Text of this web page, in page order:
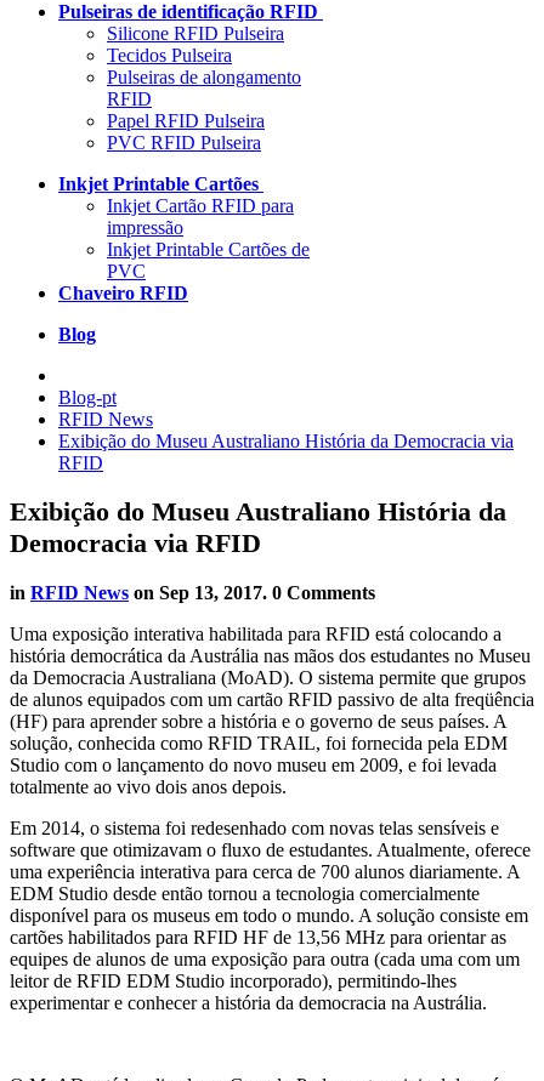
Pulseiras de identificação RFID
Silicone RFID Pulseira
Tecidos Pulseira
Pulseiras de alongamento
RFID
Papel RFID Pulseira
PVC RFID Pulseira
Inkjet Printable Cartões
Inkjet Cartão RFID para
impressão
Inkjet Printable Cartões de
PVC
Chaveiro RFID
Blog
Blog-pt
RFID News
Exibição do Museu Australiano História da Democracia via
RFID
Exibição do Museu Australiano História da
Democracia via RFID
in RFID News on Sep 13, 2017. 0 Comments
Uma exposição interativa habilitada para RFID está colocando a
história democrática da Austrália nas mãos dos estudantes no Museu
da Democracia Australiana (MoAD). O sistema permite que grupos
de alunos equipados com um cartão RFID passivo de alta freqüência
(HF) para aprender sobre a história e o governo de seus países. A
solução, conhecida como RFID TRAIL, foi fornecida pela EDM
Studio com o lançamento do novo museu em 2009, e foi levada
totalmente ao vivo dois anos depois.
Em 2014, o sistema foi redesenhado com novas telas sensíveis e
software que otimizavam o fluxo de estudantes. Atualmente, oferece
uma experiência interativa para cerca de 700 alunos diariamente. A
EDM Studio desde então tornou a tecnologia comercialmente
disponível para os museus em todo o mundo. A solução consiste em
cartões habilitados para RFID HF de 13,56 MHz para orientar as
equipes de alunos de uma exposição para outra (cada uma com um
leitor de RFID EDM Studio incorporado), permitindo-lhes
experimentar e conhecer a história da democracia na Austrália.